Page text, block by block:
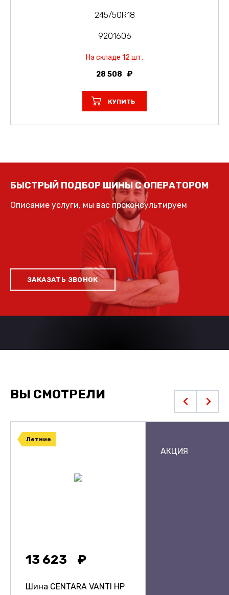
245/50R18
9201606
На складе 12 шт.
28 508
КУПИТЬ
БЫСТРЫЙ ПОДБОР ШИНЫ С ОПЕРАТОРОМ
Описание услуги, мы вас проконсультируем
ЗАКАЗАТЬ ЗВОНОК
ВЫ СМОТРЕЛИ
Летние
13 623
Шина CENTARA VANTI HP
АКЦИЯ